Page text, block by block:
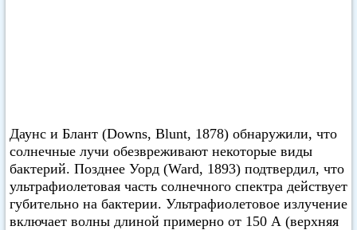
Даунс и Блант (Downs, Blunt, 1878) обнаружили, что
солнечные лучи обезвреживают некоторые виды
бактерий. Позднее Уорд (Ward, 1893) подтвердил, что
ультрафиолетовая часть солнечного спектра действует
губительно на бактерии. Ультрафиолетовое излучение
включает волны длиной примерно от 150 А (верхняя